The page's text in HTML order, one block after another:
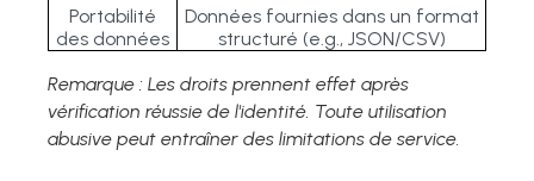
Portabilité
des données
Données fournies dans un format
structuré (e.g., JSON/CSV)
Remarque : Les droits prennent effet après
vérification réussie de l'identité. Toute utilisation
abusive peut entraîner des limitations de service.